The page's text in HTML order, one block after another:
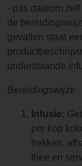
- pas daarom
de
gevallen staat
onderstaande
Bereidingswijze
Infusie:
per kop
trekken,
thee en